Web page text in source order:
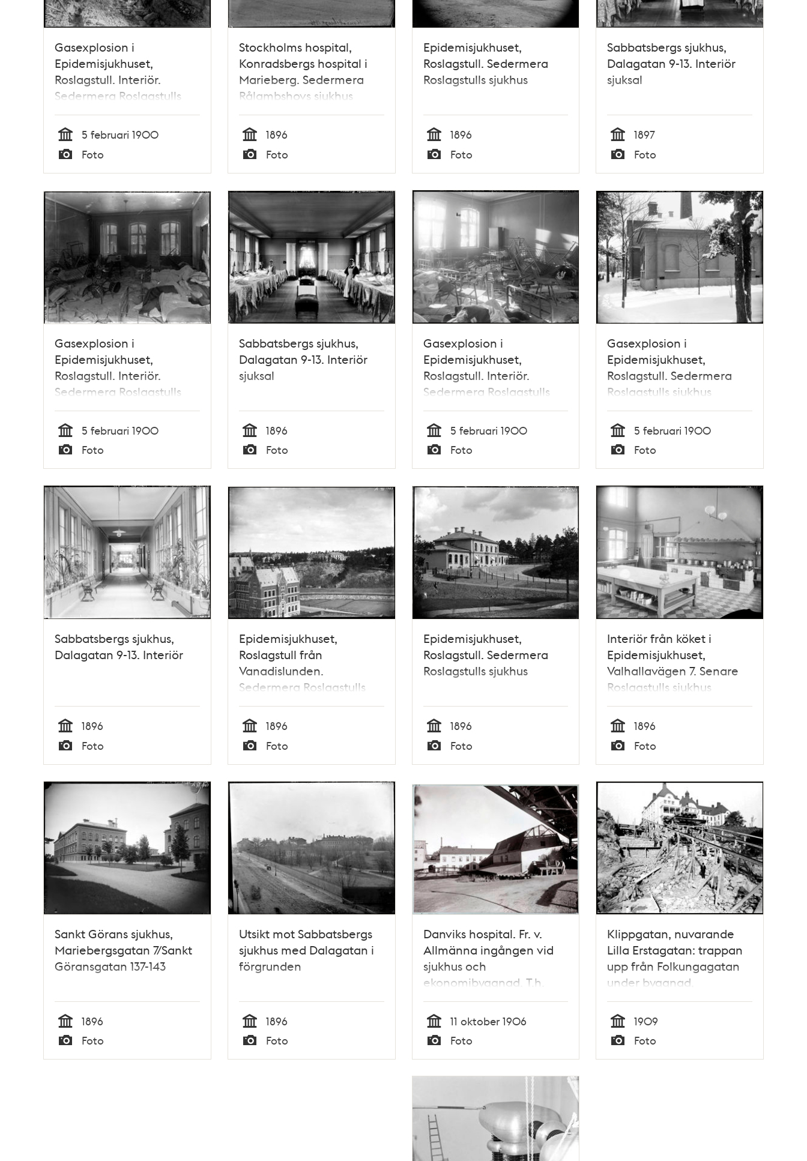
Gasexplosion i
Epidemisjukhuset,
Roslagstull. Interiör.
Sedermera Roslagstulls
sjukhus
Tid
5 februari 1900
Typ
Foto
Stockholms hospital,
Konradsbergs hospital i
Marieberg. Sedermera
Rålambshovs sjukhus
Tid
1896
Typ
Foto
Epidemisjukhuset,
Roslagstull. Sedermera
Roslagstulls sjukhus
Tid
1896
Typ
Foto
Sabbatsbergs sjukhus,
Dalagatan 9-13. Interiör
sjuksal
Tid
1897
Typ
Foto
Gasexplosion i
Epidemisjukhuset,
Roslagstull. Interiör.
Sedermera Roslagstulls
sjukhus
Tid
5 februari 1900
Typ
Foto
Sabbatsbergs sjukhus,
Dalagatan 9-13. Interiör
sjuksal
Tid
1896
Typ
Foto
Gasexplosion i
Epidemisjukhuset,
Roslagstull. Interiör.
Sedermera Roslagstulls
sjukhus
Tid
5 februari 1900
Typ
Foto
Gasexplosion i
Epidemisjukhuset,
Roslagstull. Sedermera
Roslagstulls sjukhus
Tid
5 februari 1900
Typ
Foto
Sabbatsbergs sjukhus,
Dalagatan 9-13. Interiör
Tid
1896
Typ
Foto
Epidemisjukhuset,
Roslagstull från
Vanadislunden.
Sedermera Roslagstulls
sjukhus
Tid
1896
Typ
Foto
Epidemisjukhuset,
Roslagstull. Sedermera
Roslagstulls sjukhus
Tid
1896
Typ
Foto
Interiör från köket i
Epidemisjukhuset,
Valhallavägen 7. Senare
Roslagstulls sjukhus
Tid
1896
Typ
Foto
Sankt Görans sjukhus,
Mariebergsgatan 7/Sankt
Göransgatan 137-143
Tid
1896
Typ
Foto
Utsikt mot Sabbatsbergs
sjukhus med Dalagatan i
förgrunden
Tid
1896
Typ
Foto
Danviks hospital. Fr. v.
Allmänna ingången vid
sjukhus och
ekonomibyggnad. T.h.
Kvarnhuset
Tid
11 oktober 1906
Typ
Foto
Klippgatan, nuvarande
Lilla Erstagatan: trappan
upp från Folkungagatan
under byggnad,
transportsystem för
uppforsling av stenblock. I
bakgrunden Ersta Sjukhus
Tid
1909
Typ
Foto